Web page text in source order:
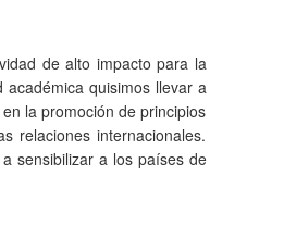
de alto impacto para la
quisimos llevar a
la promoción de principios
relaciones internacionales.
sensibilizar a los países de